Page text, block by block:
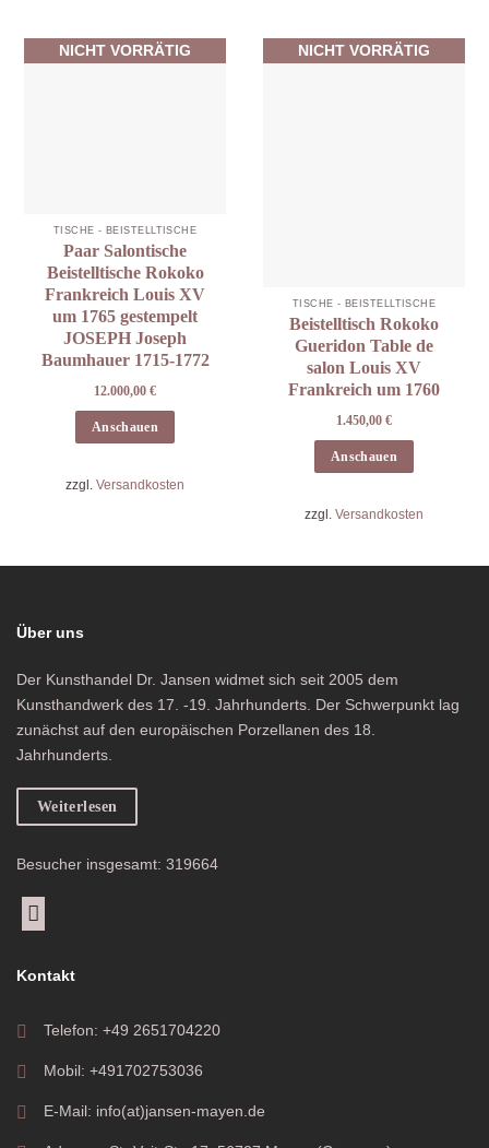
NICHT VORRÄTIG
TISCHE - BEISTELLTISCHE
Paar Salontische
Beistelltische Rokoko
Frankreich Louis XV
um 1765 gestempelt
JOSEPH Joseph
Baumhauer 1715-1772
12.000,00 €
Anschauen
zzgl. Versandkosten
NICHT VORRÄTIG
TISCHE - BEISTELLTISCHE
Beistelltisch Rokoko
Gueridon Table de
salon Louis XV
Frankreich um 1760
1.450,00 €
Anschauen
zzgl. Versandkosten
Über uns
Der Kunsthandel Dr. Jansen widmet sich seit 2005 dem
Kunsthandwerk des 17. -19. Jahrhunderts. Der Schwerpunkt lag
zunächst auf den europäischen Porzellanen des 18.
Jahrhunderts.
Weiterlesen
Besucher insgesamt: 319664
Kontakt
Telefon: +49 2651704220
Mobil: +491702753036
E-Mail: info(at)jansen-mayen.de